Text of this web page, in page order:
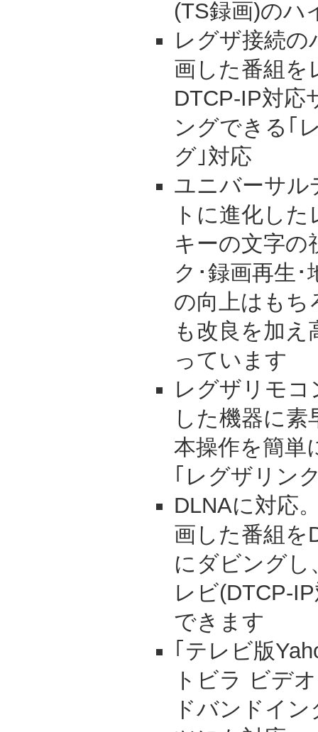
(TS録画)のハ
レグザ接続
画した番組を
DTCP-IP対応
ングできる｢
グ｣対応
ユニバーサル
トに進化し
キーの文字の
ク･録画再生
の向上はもち
も改良を加え
っています
レグザリモ
した機器に
本操作を簡単
｢レグザリン
DLNAに対応
画した番組を
にダビングし
レビ(DTCP-
できます
｢テレビ版
トビラ ビデ
ドバンドイ